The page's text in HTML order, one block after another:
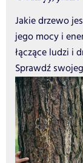
Jakie drzewo
jego mocy i
łączące ludzi i
Sprawdź